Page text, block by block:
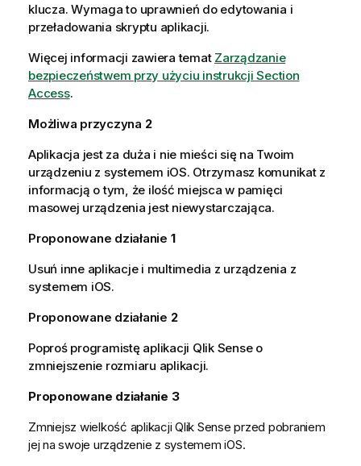
klucza. Wymaga to uprawnień do edytowania i
przeładowania skryptu aplikacji.
Więcej informacji zawiera temat Zarządzanie
bezpieczeństwem przy użyciu instrukcji Section
Access.
Możliwa przyczyna 2
Aplikacja jest za duża i nie mieści się na Twoim
urządzeniu z systemem iOS. Otrzymasz komunikat z
informacją o tym, że ilość miejsca w pamięci
masowej urządzenia jest niewystarczająca.
Proponowane działanie 1
Usuń inne aplikacje i multimedia z urządzenia z
systemem iOS.
Proponowane działanie 2
Poproś programistę aplikacji Qlik Senseo
zmniejszenie rozmiaru aplikacji.
Proponowane działanie 3
Zmniejsz wielkość aplikacji Qlik Sense przed pobraniem
jej na swoje urządzenie z systememiOS.